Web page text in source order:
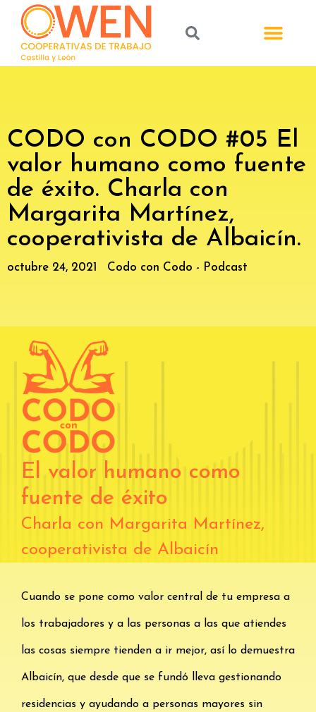
CODO con CODO #05 El
valor humano como fuente
de éxito. Charla con
Margarita Martínez,
cooperativista de Albaicín.
octubre 24, 2021 Codo con Codo - Podcast
El valor humano como
fuente de éxito
Charla con Margarita Martínez,
cooperativista de Albaicín
Cuando se pone como valor central de tu empresa a
los trabajadores y a las personas a las que atiendes
las cosas siempre tienden a ir mejor, así lo demuestra
Albaicín, que desde que se fundó lleva gestionando
residencias y ayudando a personas mayores sin